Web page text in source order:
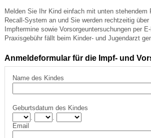
Melden Sie Ihr Kind einfach mit unten stehendem
Recall-System an und Sie werden rechtzeitig über
Impftermine sowie Vorsorgeuntersuchungen per
Praxisgebühr fällt beim Kinder- und Jugendarzt
Anmeldeformular für die Impf- und
Name des Kindes
Geburtsdatum des Kindes
Email